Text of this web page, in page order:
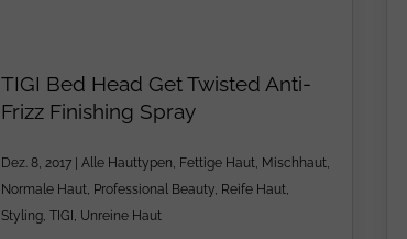
TIGI Bed Head Get Twisted Anti-
Frizz Finishing Spray
Dez. 8, 2017 Alle Hauttypen, Fettige Haut, Mischhaut,
Normale Haut, Professional Beauty, Reife Haut,
Styling, TIGI , Unreine Haut